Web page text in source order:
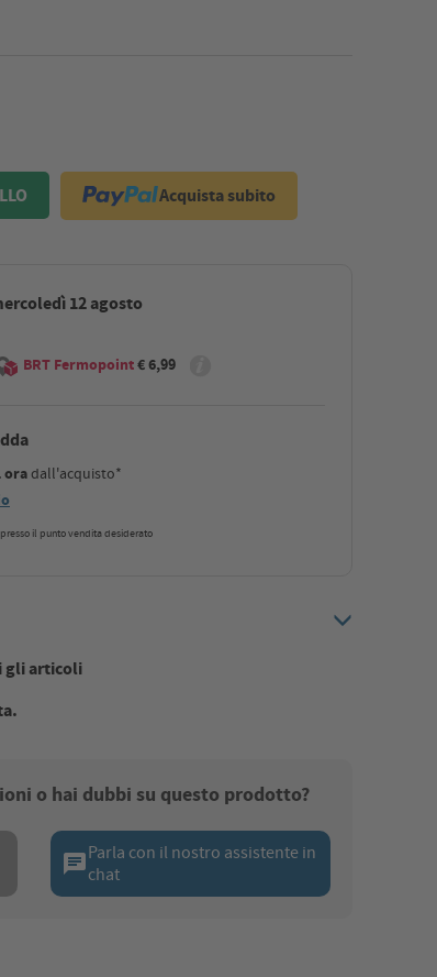
Acquista subito
12 agosto
BRT Fermopoint€ 6,99
oradall'acquisto*
il punto vendita desiderato
gli articoli
o hai dubbi su questo prodotto?
chatParla con il nostro assistente in
chat